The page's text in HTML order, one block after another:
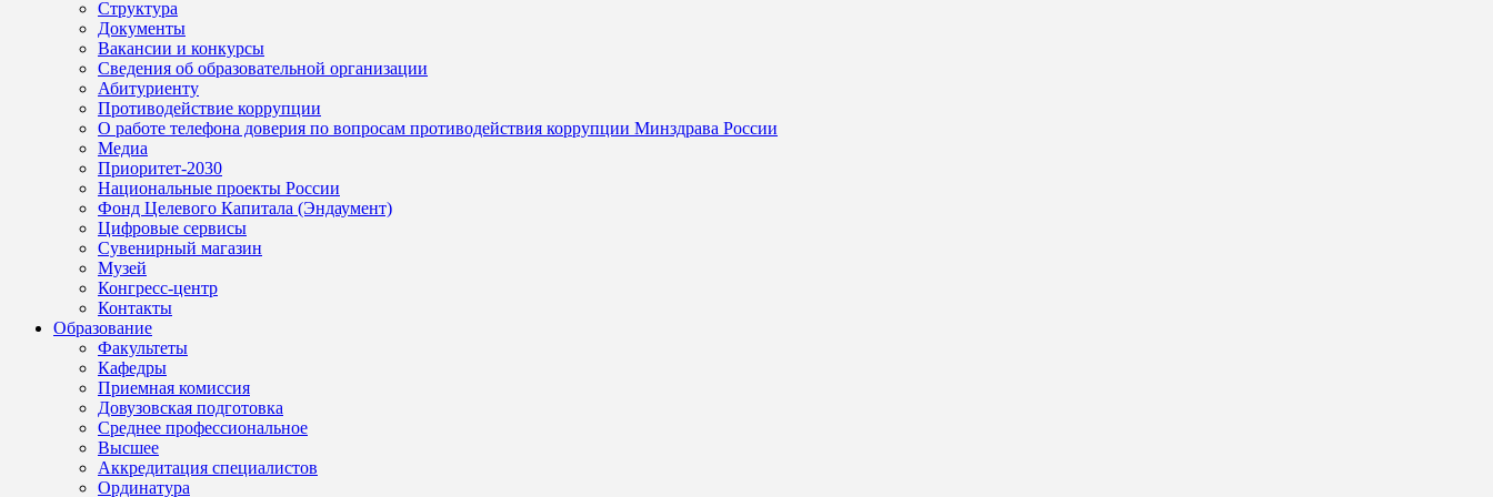
Структура
Документы
Вакансии и конкурсы
Сведения об образовательной организации
Абитуриенту
Противодействие коррупции
О работе телефона доверия по вопросам противодействия коррупции Минздрава России
Медиа
Приоритет-2030
Национальные проекты России
Фонд Целевого Капитала (Эндаумент)
Цифровые сервисы
Сувенирный магазин
Музей
Конгресс-центр
Контакты
Образование
Факультеты
Кафедры
Приемная комиссия
Довузовская подготовка
Среднее профессиональное
Высшее
Аккредитация специалистов
Ординатура